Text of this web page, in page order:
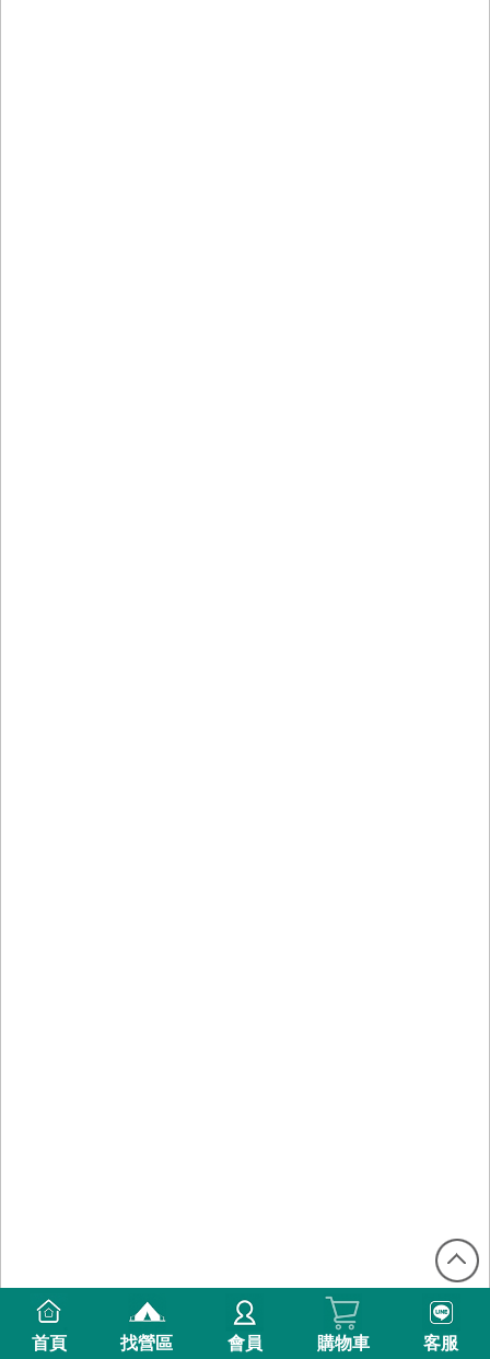
首頁 找營區 會員 購物車 客服